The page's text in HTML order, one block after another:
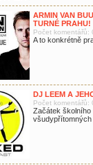
ARMIN VAN
TURNÉ PRAHU!
Počet komentářů:
A to konkrétně
DJ LEEM A
Počet komentářů:
Začátek školního